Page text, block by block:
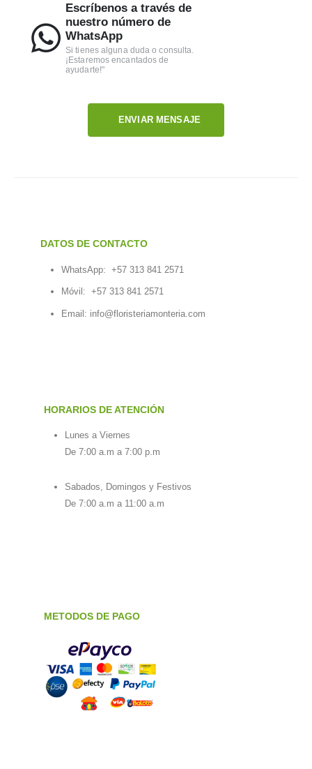
Escríbenos a través de
nuestro número de
WhatsApp
Si tienes alguna duda o consulta.
¡Estaremos encantados de
ayudarte!"
ENVIAR MENSAJE
DATOS DE CONTACTO
WhatsApp: +57 313 841 2571
Móvil: +57 313 841 2571
Email: info@floristeriamonteria.com
HORARIOS DE ATENCIÓN
Lunes a Viernes
De 7:00 a.m a 7:00 p.m
Sabados, Domingos y Festivos
De 7:00 a.m a 11:00 a.m
METODOS DE PAGO